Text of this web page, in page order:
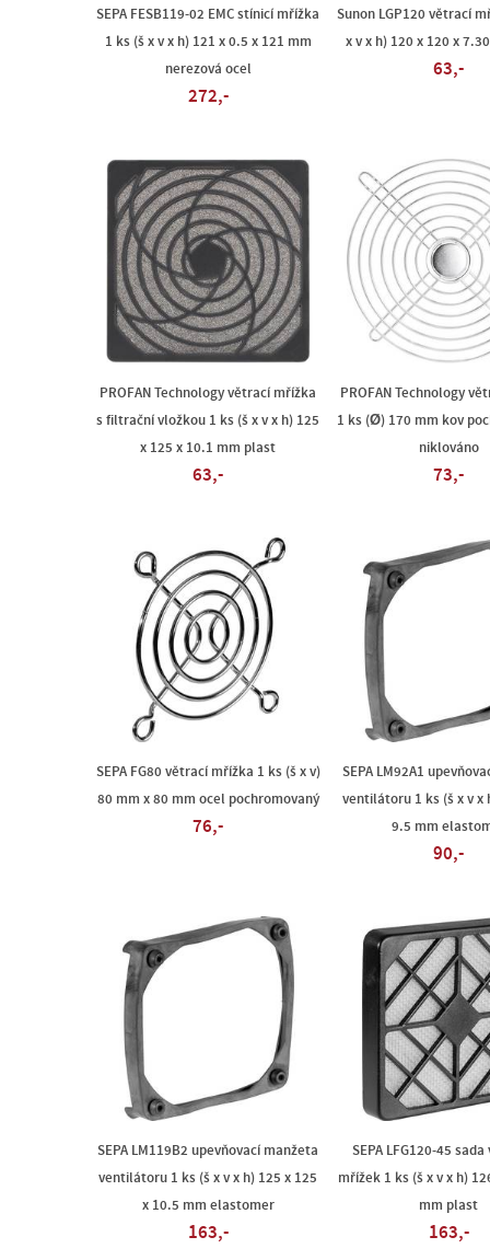
SEPA FESB119-02 EMC stínicí mřížka
1 ks (š x v x h) 121 x 0.5 x 121 mm
nerezová ocel
272,-
Sunon LGP120 větrací
x v x h) 120 x 120 x
63,-
PROFAN Technology větrací mřížka
s filtrační vložkou 1 ks (š x v x h) 125
x 125 x 10.1 mm plast
63,-
PROFAN Technology
1 ks (Ø) 170 mm kov
niklováno
73,-
SEPA FG80 větrací mřížka 1 ks (š x v)
80 mm x 80 mm ocel pochromovaný
76,-
SEPA LM92A1
ventilátoru 1 ks (š x v x
9.5 mm
90,-
SEPA LM119B2 upevňovací manžeta
ventilátoru 1 ks (š x v x h) 125 x 125
x 10.5 mm elastomer
163,-
SEPA LFG120-45
mřížek 1 ks (š x v x h)
mm plast
163,-